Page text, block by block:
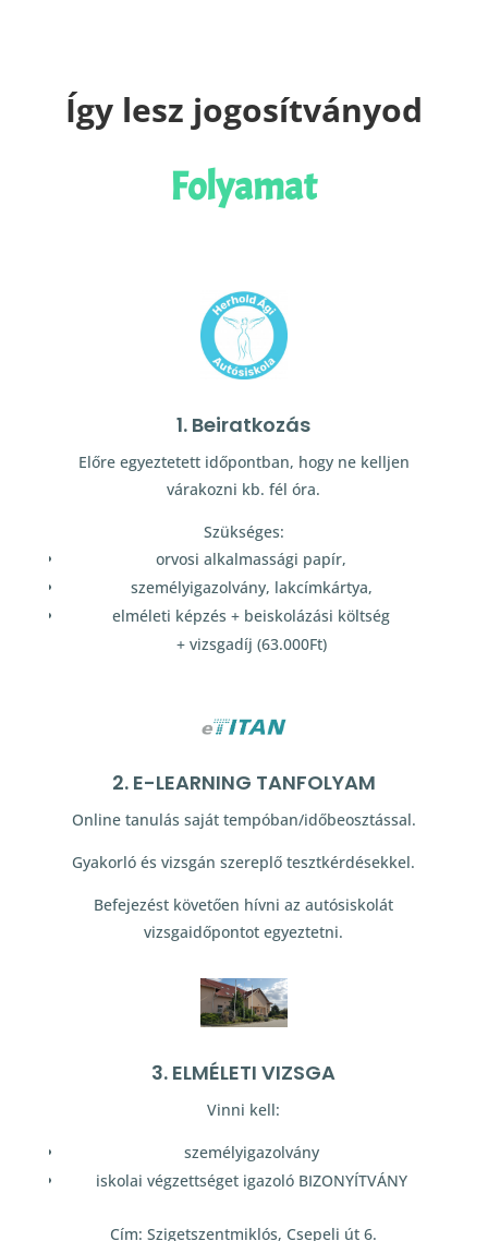
Így lesz jogosítványod
Folyamat
1. Beiratkozás
Előre egyeztetett időpontban, hogy ne kelljen
várakozni kb. fél óra.
Szükséges:
orvosi alkalmassági papír,
személyigazolvány, lakcímkártya,
elméleti képzés + beiskolázási költség
+ vizsgadíj (63.000Ft)
2. E-LEARNING TANFOLYAM
Online tanulás saját tempóban/időbeosztással.
Gyakorló és vizsgán szereplő tesztkérdésekkel.
Befejezést követően hívni az autósiskolát
vizsgaidőpontot egyeztetni.
3. ELMÉLETI VIZSGA
Vinni kell:
személyigazolvány
iskolai végzettséget igazoló BIZONYÍTVÁNY
Cím: Szigetszentmiklós, Csepeli út 6.